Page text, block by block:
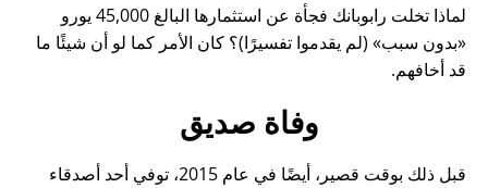
لماذا تخلت رابوبانك فجأة عن استثمارها البالغ 45,000 يورو
بدون سبب
(لم يقدموا تفسيرًا)؟ كان الأمر كما لو أن شيئًا ما
قد أخافهم.
وفاة صديق
قبل ذلك بوقت قصير، أيضًا في عام 2015، توفي أحد أصدقاء